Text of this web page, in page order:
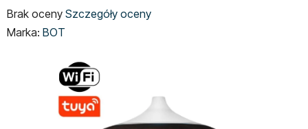
Średnia
ocena
Brak oceny Szczegóły oceny
Marka: BOT